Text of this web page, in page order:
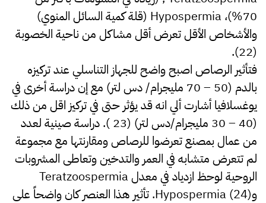
70%)، Hypospermia (قلة كمية السائل المنوي)
والأشخاص الأقل تعرض أقل مشاكل من ناحية الخصوبة
(22).
فتأثير الرصاص اصبح واضح للجهاز التناسلي عند تركيزه
بالدم (50 – 70 مليجرام/ دس لتر) مع إن دراسة أخرى في
يوغسلافيا أشارت ألي انه قد يؤثر حتى في تركيز اقل من ذلك
(40 – 30 مليجرام/دس لتر) (23 ). دراسة صينية لعدد
من عمال بمصنع تعرضوا للرصاص ومقارنتها مع مجموعة
لم تتعرض متشابه في العمر والتدخين وتعاطى المشروبات
الروحية لوحظ ازدياد في معدل Teratzoospermia
وHypospermia (24). تأثير هذا العنصر كان واضحاً على